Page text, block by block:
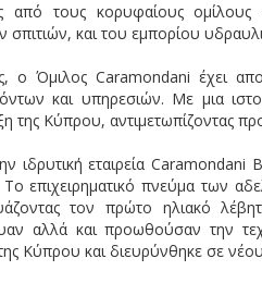
τους κορυφαίους ομίλους
και του εμπορίου
ο Όμιλος Caramondani έχει
και υπηρεσιών. Με μια
Κύπρου, αντιμετωπίζοντας
εταιρεία Caramondani
Το επιχειρηματικό πνεύμα
τον πρώτο ηλιακό
αλλά και προωθούσαν την
Κύπρου και διευρύνθηκε σε